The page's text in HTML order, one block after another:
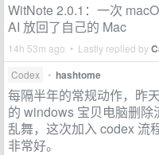
WitNote 2.0.1：一次
AI 放回了自己的 Mac
14h 53m ago • Lastly replied by
Codex • hashtome
每隔半年的常规动作，昨
的 windows 宝贝电脑删
乱舞，这次加入 codex 流
非常好。